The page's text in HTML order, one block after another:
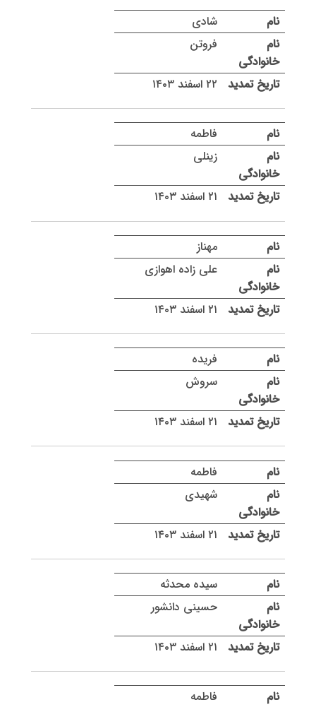
شادی
فروتن
۲۲ اسفند ۱۴۰۳
فاطمه
زینلی
۲۱ اسفند ۱۴۰۳
مهناز
علی زاده اهوازی
۲۱ اسفند ۱۴۰۳
فریده
سروش
۲۱ اسفند ۱۴۰۳
فاطمه
شهیدی
۲۱ اسفند ۱۴۰۳
سیده محدثه
حسینی دانشور
۲۱ اسفند ۱۴۰۳
فاطمه